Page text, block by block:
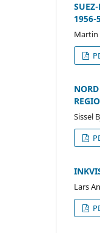
1956-
Martin
Sissel
Lars